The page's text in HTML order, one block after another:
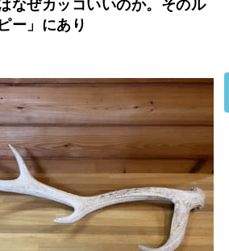
なぜカッコいいのか。そのル
ー」にあり